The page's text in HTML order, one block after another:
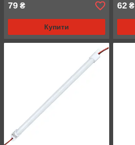
79 ₴
Купити
62 ₴